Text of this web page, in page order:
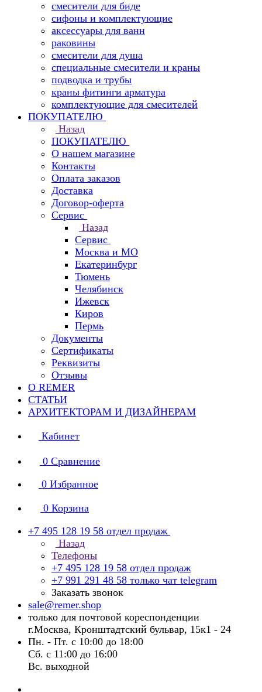
смесители для биде
сифоны и комплектующие
аксессуары для ванн
раковины
смесители для душа
специальные смесители и краны
подводка и трубы
краны фитинги арматура
комплектующие для смесителей
ПОКУПАТЕЛЮ
Назад
ПОКУПАТЕЛЮ
О нашем магазине
Контакты
Оплата заказов
Доставка
Договор-оферта
Сервис
Назад
Сервис
Москва и МО
Екатеринбург
Тюмень
Челябинск
Ижевск
Киров
Пермь
Документы
Сертификаты
Реквизиты
Отзывы
О REMER
СТАТЬИ
АРХИТЕКТОРАМ И ДИЗАЙНЕРАМ
Кабинет
0 Сравнение
0 Избранное
0 Корзина
+7 495 128 19 58 отдел продаж
Назад
Телефоны
+7 495 128 19 58 отдел продаж
+7 991 291 48 58 только чат telegram
Заказать звонок
sale@remer.shop
только для почтовой кореспонденции
г.Москва, Кронштадтский бульвар, 15к1 - 24
Пн. - Пт. с 10:00 до 18:00
Сб. с 11:00 до 16:00
Вс. выходной